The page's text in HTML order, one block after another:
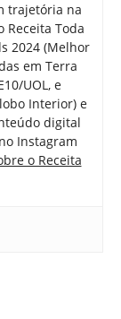
trajetória na
Receita Toda
2024 (Melhor
em Terra
UOL, e
Interior) e
digital
Instagram
o Receita